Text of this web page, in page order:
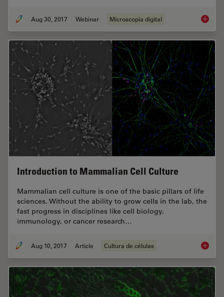
Aug 30, 2017 Webinar Microscopia digital Digital
Introduction to Mammalian Cell Culture
Mammalian cell culture is one of the basic pillars of life
sciences. Without the ability to grow cells in the lab, the
fast progress in disciplines like cell biology,
immunology, or cancer research…
Aug 10, 2017 Article Cultura de células